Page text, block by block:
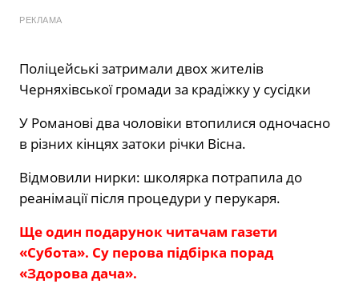
РЕКЛАМА
Поліцейські затримали двох жителів
Черняхівської громади за крадіжку у сусідки
У Романові два чоловіки втопилися одночасно
в різних кінцях затоки річки Вісна.
Відмовили нирки: школярка потрапила до
реанімації після процедури у перукаря.
Ще один подарунок читачам газети
«Субота». Су перова підбірка порад
«Здорова дача».